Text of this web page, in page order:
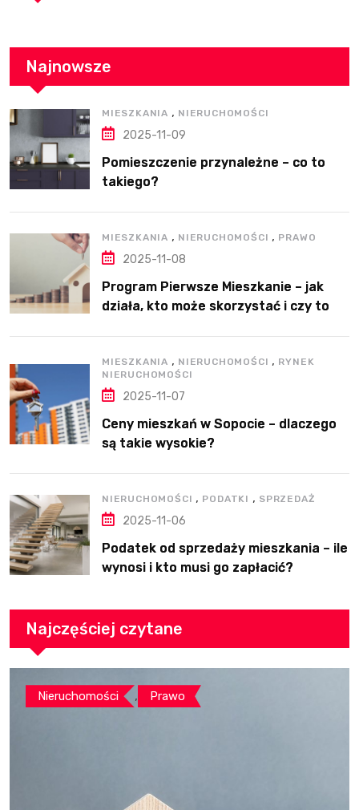
Najnowsze
MIESZKANIA , NIERUCHOMOŚCI
2025-11-09
Pomieszczenie przynależne – co to
takiego?
MIESZKANIA , NIERUCHOMOŚCI , PRAWO
2025-11-08
Program Pierwsze Mieszkanie – jak
działa, kto może skorzystać i czy to
MIESZKANIA , NIERUCHOMOŚCI , RYNEK
NIERUCHOMOŚCI
2025-11-07
Ceny mieszkań w Sopocie – dlaczego
są takie wysokie?
NIERUCHOMOŚCI , PODATKI , SPRZEDAŻ
2025-11-06
Podatek od sprzedaży mieszkania – ile
wynosi i kto musi go zapłacić?
Najczęściej czytane
Nieruchomości , Prawo